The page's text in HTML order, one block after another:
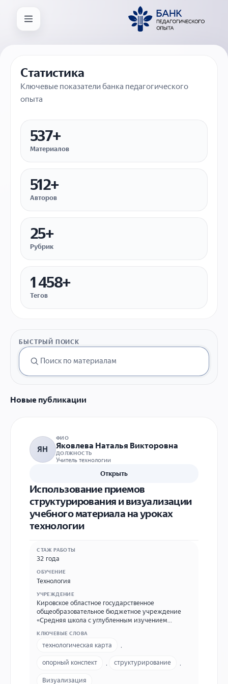
Статистика
Ключевые показатели банка педагогического
опыта
537+
Материалов
512+
Авторов
25+
Рубрик
1 458+
Тегов
БЫСТРЫЙ ПОИСК
Новые публикации
ЯН
ФИО
Яковлева Наталья Викторовна
ДОЛЖНОСТЬ
Учитель технологии
Открыть
Использование приемов
структурирования и визуализации
учебного материала на уроках
технологии
СТАЖ РАБОТЫ
32 года
ОБУЧЕНИЕ
Технология
УЧРЕЖДЕНИЕ
Кировское областное государственное
общеобразовательное бюджетное учреждение
«Средняя школа с углубленным изучением
УИОП пгт Фаленки 612500 Кировская область, пгт.
Фаленки, ул. Воробьева, д.13 (83332)-2-25-61
Yakovleva.HV.2011@yandex.ru
КЛЮЧЕВЫЕ СЛОВА
технологическая карта
опорный конспект структурирование
Визуализация